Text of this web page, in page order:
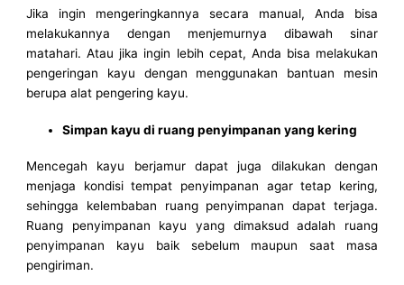
Jika ingin mengeringkannya secara manual, Anda bisa
melakukannya dengan menjemurnya dibawah sinar
matahari. Atau jika ingin lebih cepat, Anda bisa melakukan
pengeringan kayu dengan menggunakan bantuan mesin
berupa alat pengering kayu.
Simpan kayu di ruang penyimpanan yang kering
Mencegah kayu berjamur dapat juga dilakukan dengan
menjaga kondisi tempat penyimpanan agar tetap kering,
sehingga kelembaban ruang penyimpanan dapat terjaga.
Ruang penyimpanan kayu yang dimaksud adalah ruang
penyimpanan kayu baik sebelum maupun saat masa
pengiriman.